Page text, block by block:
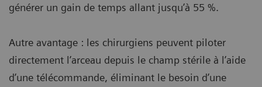
générer un gain de temps allant jusqu’à 55 %.
Autre avantage : les chirurgiens peuvent piloter
directement l’arceau depuis le champ stérile à l’aide
d’une télécommande, éliminant le besoin d’une